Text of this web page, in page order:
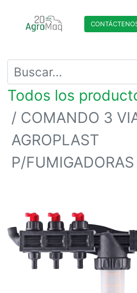
Todos los
COMANDO 3
AGROPLAST
P/FUMIGADORAS